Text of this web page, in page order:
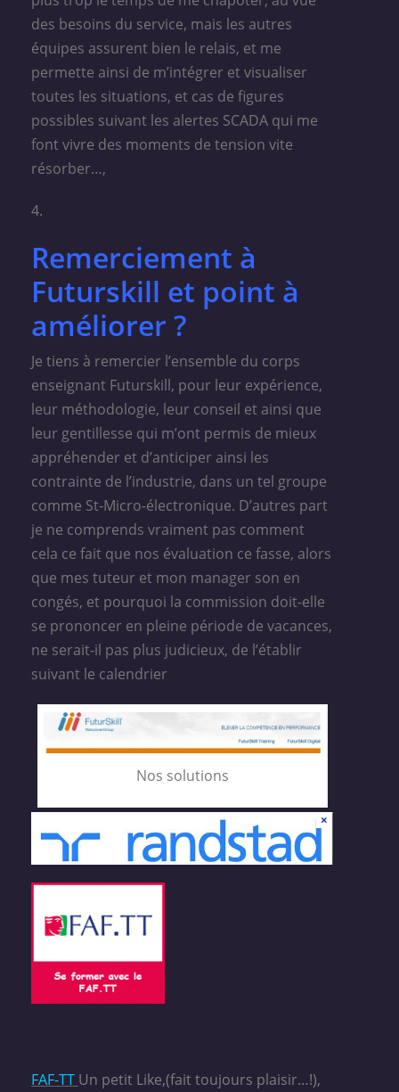
des besoins du service, mais les autres
équipes assurent bien le relais, et me
permette ainsi de m’intégrer et visualiser
toutes les situations, et cas de figures
possibles suivant les alertes SCADA qui me
font vivre des moments de tension vite
résorber…,
4.
Remerciement à
Futurskill et point à
améliorer ?
Je tiens à remercier l’ensemble du corps
enseignant Futurskill, pour leur expérience,
leur méthodologie, leur conseil et ainsi que
leur gentillesse qui m’ont permis de mieux
appréhender et d’anticiper ainsi les
contrainte de l’industrie, dans un tel groupe
comme St-Micro-électronique. D’autres part
je ne comprends vraiment pas comment
cela ce fait que nos évaluation ce fasse, alors
que mes tuteur et mon manager son en
congés, et pourquoi la commission doit-elle
se prononcer en pleine période de vacances,
ne serait-il pas plus judicieux, de l’établir
suivant le calendrier
Nos solutions
FAF-TT Un petit Like,(fait toujours plaisir…!),